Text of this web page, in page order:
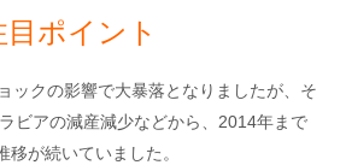
ポイント
ックの影響で大暴落となりましたが、そ
ビアの減産減少などから、2014年まで
が続いていました。